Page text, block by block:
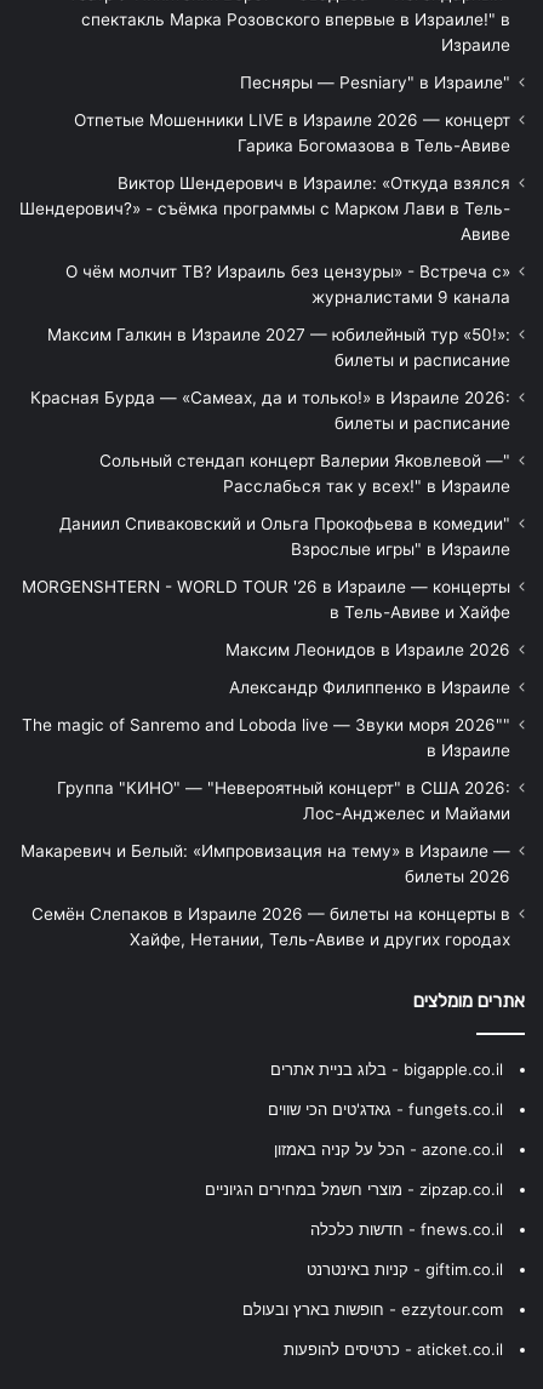
спектакль Марка Розовского впервые в Израиле!" в
Израиле
"Песняры — Pesniary" в Израиле
Отпетые Мошенники LIVE в Израиле 2026 — концерт
Гарика Богомазова в Тель-Авиве
Виктор Шендерович в Израиле: «Откуда взялся
Шендерович?» - съёмка программы с Марком Лави в Тель-
Авиве
«О чём молчит ТВ? Израиль без цензуры» - Встреча с
журналистами 9 канала
Максим Галкин в Израиле 2027 — юбилейный тур «50!»:
билеты и расписание
Красная Бурда — «Самеах, да и только!» в Израиле 2026:
билеты и расписание
"Сольный стендап концерт Валерии Яковлевой —
Расслабься так у всех!" в Израиле
"Даниил Спиваковский и Ольга Прокофьева в комедии
Взрослые игры" в Израиле
MORGENSHTERN - WORLD TOUR '26 в Израиле — концерты
в Тель-Авиве и Хайфе
Максим Леонидов в Израиле 2026
Александр Филиппенко в Израиле
"The magic of Sanremo and Loboda live — Звуки моря 2026"
в Израиле
Группа "КИНО" — "Невероятный концерт" в США 2026:
Лос-Анджелес и Майами
Макаревич и Белый: «Импровизация на тему» в Израиле —
билеты 2026
Семён Слепаков в Израиле 2026 — билеты на концерты в
Хайфе, Нетании, Тель-Авиве и других городах
אתרים מומלצים
bigapple.co.il - בלוג בניית אתרים
fungets.co.il - גאדג'טים הכי שווים
azone.co.il - הכל על קניה באמזון
zipzap.co.il - מוצרי חשמל במחירים הגיוניים
fnews.co.il - חדשות כלכלה
giftim.co.il - קניות באינטרנט
ezzytour.com - חופשות בארץ ובעולם
aticket.co.il - כרטיסים להופעות